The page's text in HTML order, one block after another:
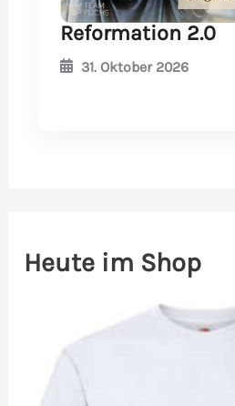
Reformation 2.0
31. Oktober 2026
Heute im Shop